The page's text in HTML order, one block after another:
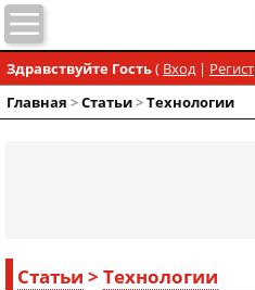
Здравствуйте Гость( Вход|
Главная >Статьи>Технологии
Статьи > Технологии